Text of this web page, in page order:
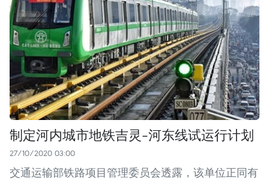
制定河内城市地铁吉灵-河东线试运行计划
27/10/2020 03:00
交通运输部铁路项目管理委员会透露，该单位正同有